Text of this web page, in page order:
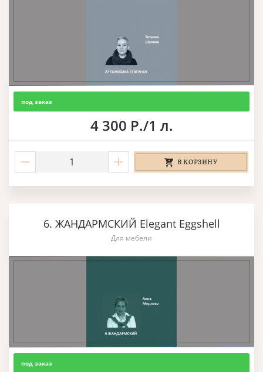
под заказ
4 300 Р./1 л.
В КОРЗИНУ
6. ЖАНДАРМСКИЙ Elegant Eggshell
Для мебели
под заказ